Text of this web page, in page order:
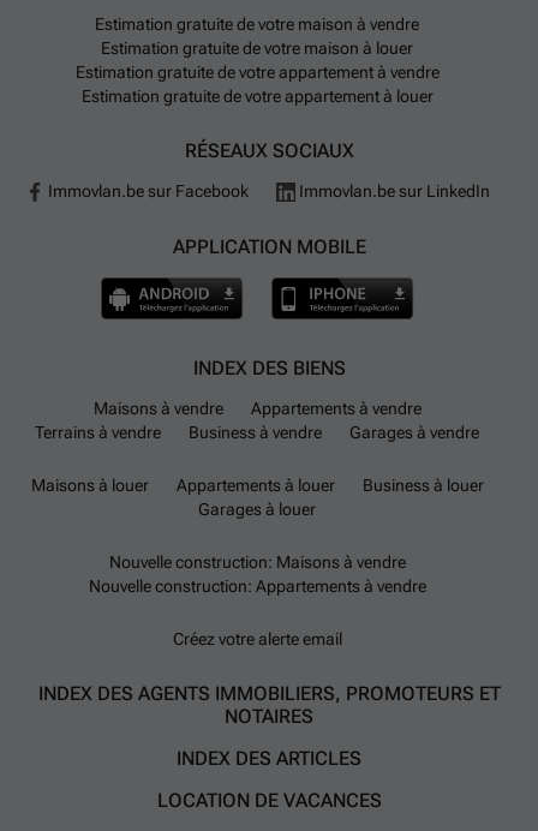
Estimation gratuite de votre maison à vendre
Estimation gratuite de votre maison à louer
Estimation gratuite de votre appartement à vendre
Estimation gratuite de votre appartement à louer
RÉSEAUX SOCIAUX
Immovlan.be sur Facebook Immovlan.be sur LinkedIn
APPLICATION MOBILE
INDEX DES BIENS
Maisons à vendre
Appartements à vendre
Terrains à vendre
Business à vendre Garages à vendre
Maisons à louer Appartements à louer
Business à louer
Garages à louer
Nouvelle construction: Maisons à vendre
Nouvelle construction: Appartements à vendre
Créez votre alerte email
INDEX DES AGENTS IMMOBILIERS, PROMOTEURS ET
NOTAIRES
INDEX DES ARTICLES
LOCATION DE VACANCES